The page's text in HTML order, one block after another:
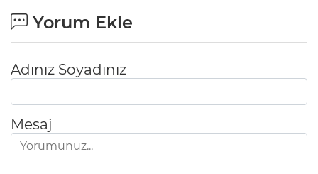
Yorum Ekle
Adınız Soyadınız
Mesaj